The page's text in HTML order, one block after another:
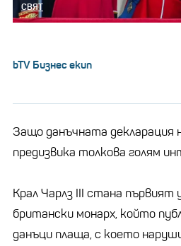
СВЯТ
bTV Бизнес екип
Защо данъчната декларация
предизвика толкова голям
Крал Чарлз III стана първият
британски монарх, който
данъци плаща, с което